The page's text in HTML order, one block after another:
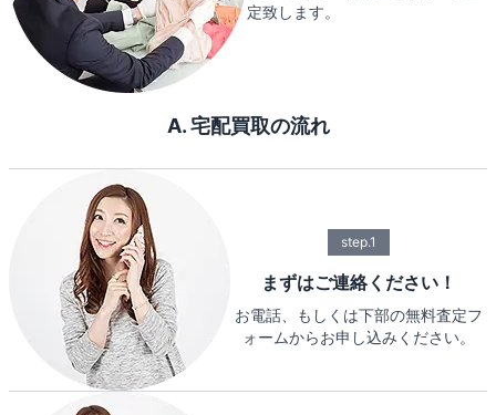
定致します。
A. 宅配買取の流れ
step.1
まずはご連絡ください！
お電話、もしくは下部の無料査定フ
ォームからお申し込みください。